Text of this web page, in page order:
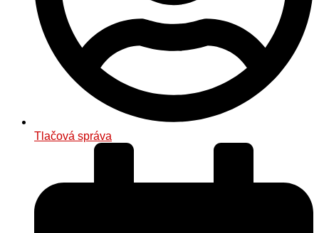
Tlačová správa